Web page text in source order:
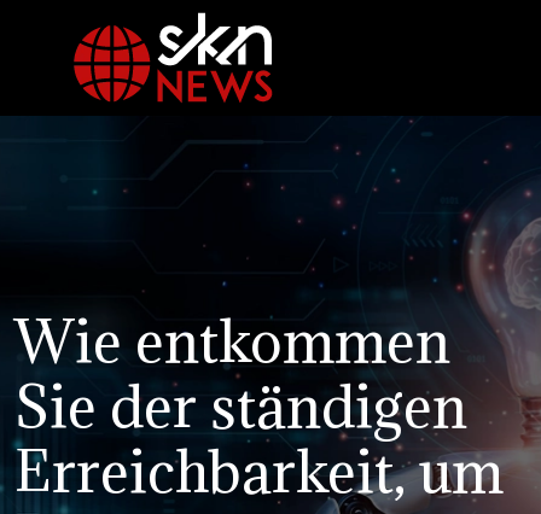
Wie entkommen
Sie der ständigen
Erreichbarkeit, um